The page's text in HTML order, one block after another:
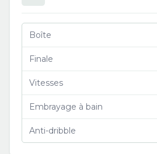
Boîte
Finale
Vitesses
Embrayage à bain
Anti-dribble